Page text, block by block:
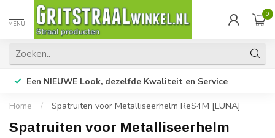
MENU
0
Een NIEUWE Look, dezelfde Kwaliteit en Service
Home / Spatruiten voor Metalliseerhelm ReS4M [LUNA]
Spatruiten voor Metalliseerhelm